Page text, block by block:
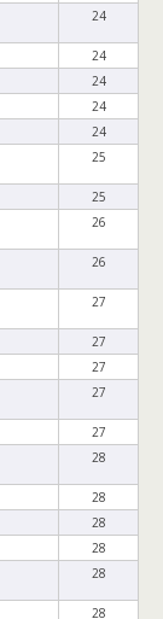
24
24
24
24
24
25
25
26
26
27
27
27
27
27
28
28
28
28
28
28